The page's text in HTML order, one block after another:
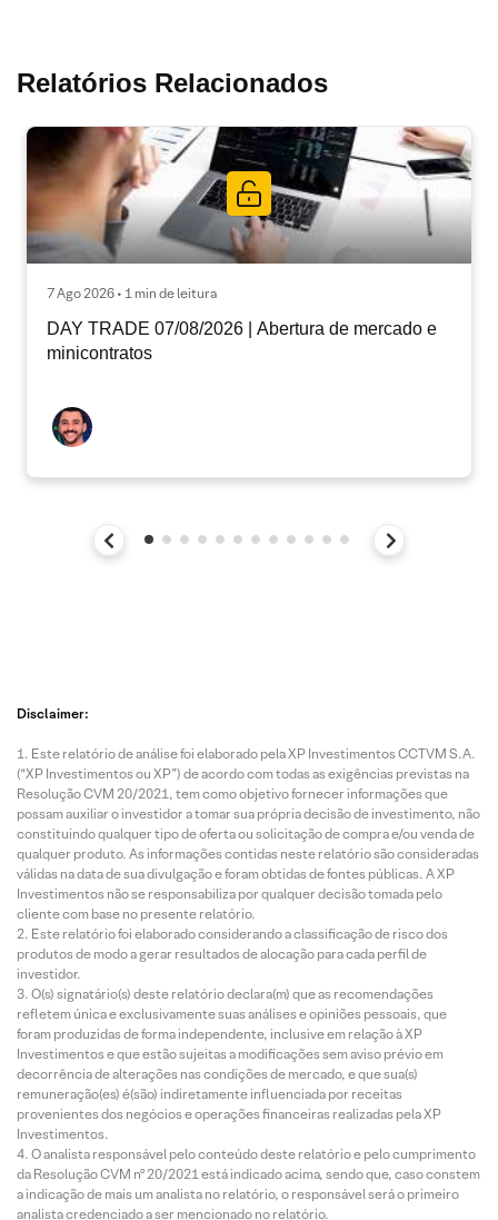
Relatórios Relacionados
7 Ago 2026 • 1 min de leitura
DAY TRADE 07/08/2026 | Abertura de mercado e
minicontratos
Disclaimer:
Este relatório de análise foi elaborado pela XP Investimentos CCTVM S.A.
(“XP Investimentos ou XP”) de acordo com todas as exigências previstas na
Resolução CVM 20/2021, tem como objetivo fornecer informações que
possam auxiliar o investidor a tomar sua própria decisão de investimento, não
constituindo qualquer tipo de oferta ou solicitação de compra e/ou venda de
qualquer produto. As informações contidas neste relatório são consideradas
válidas na data de sua divulgação e foram obtidas de fontes públicas. A XP
Investimentos não se responsabiliza por qualquer decisão tomada pelo
cliente com base no presente relatório.
Este relatório foi elaborado considerando a classificação de risco dos
produtos de modo a gerar resultados de alocação para cada perfil de
investidor.
O(s) signatário(s) deste relatório declara(m) que as recomendações
refletem única e exclusivamente suas análises e opiniões pessoais, que
foram produzidas de forma independente, inclusive em relação à XP
Investimentos e que estão sujeitas a modificações sem aviso prévio em
decorrência de alterações nas condições de mercado, e que sua(s)
remuneração(es) é(são) indiretamente influenciada por receitas
provenientes dos negócios e operações financeiras realizadas pela XP
Investimentos.
O analista responsável pelo conteúdo deste relatório e pelo cumprimento
da Resolução CVM nº 20/2021 está indicado acima, sendo que, caso constem
a indicação de mais um analista no relatório, o responsável será o primeiro
analista credenciado a ser mencionado no relatório.